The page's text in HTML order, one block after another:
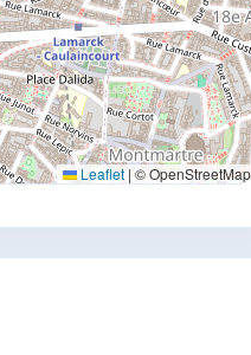
Leaflet | © OpenStreetMap